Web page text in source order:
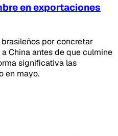
en exportaciones
por concretar
China antes de que culmine
significativa las
en mayo.